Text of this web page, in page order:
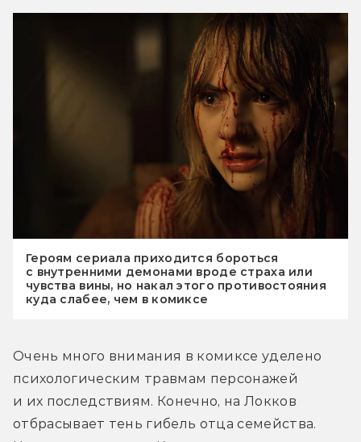
Героям сериала приходится бороться
с внутренними демонами вроде страха или
чувства вины, но накал этого противостояния
куда слабее, чем в комиксе
Очень много внимания в комиксе уделено
психологическим травмам персонажей
и их последствиям. Конечно, на Локков
отбрасывает тень гибель отца семейства.